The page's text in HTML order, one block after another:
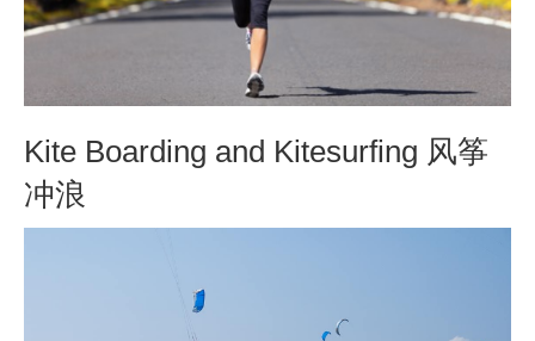
Kite Boarding and Kitesurfing 风筝
冲浪